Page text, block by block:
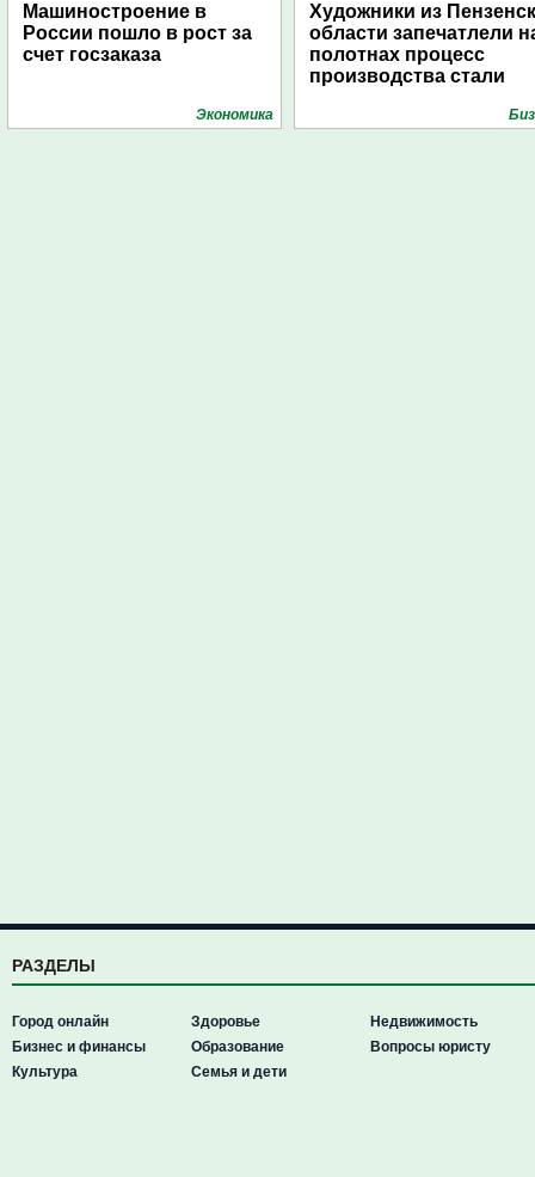
Машиностроение в
России пошло в рост за
счет госзаказа
Экономика
Художники из
области запечатлели
полотнах процесс
производства стали
РАЗДЕЛЫ
Город онлайн
Бизнес и финансы
Культура
Здоровье
Образование
Семья и дети
Недвижимость
Вопросы юристу